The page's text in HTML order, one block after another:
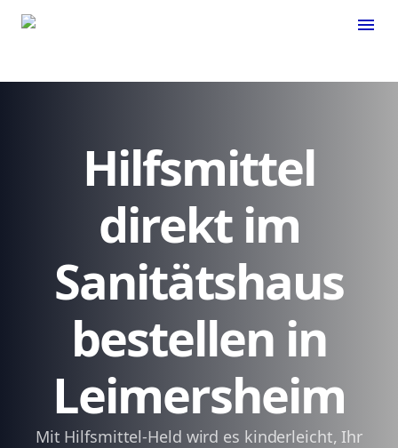
menu
Hilfsmittel
direkt im
Sanitätshaus
bestellen in
Leimersheim
Mit Hilfsmittel-Held wird es kinderleicht, Ihr